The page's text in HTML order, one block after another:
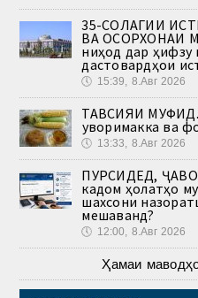
35-СОЛАГИИ
ВА ОСОРХОНАИ
ниҳод дар
дастовардҳои
🕔 15:39, 8.Авг 2026
ТАВСИЯИ МУФИД.
ҷуворимакка ва
🕔 13:33, 8.Авг 2026
ПУРСИДЕД,
кадом ҳолатҳо
шахсони
мешаванд?
🕔 12:00, 8.Авг 2026
Ҳамаи